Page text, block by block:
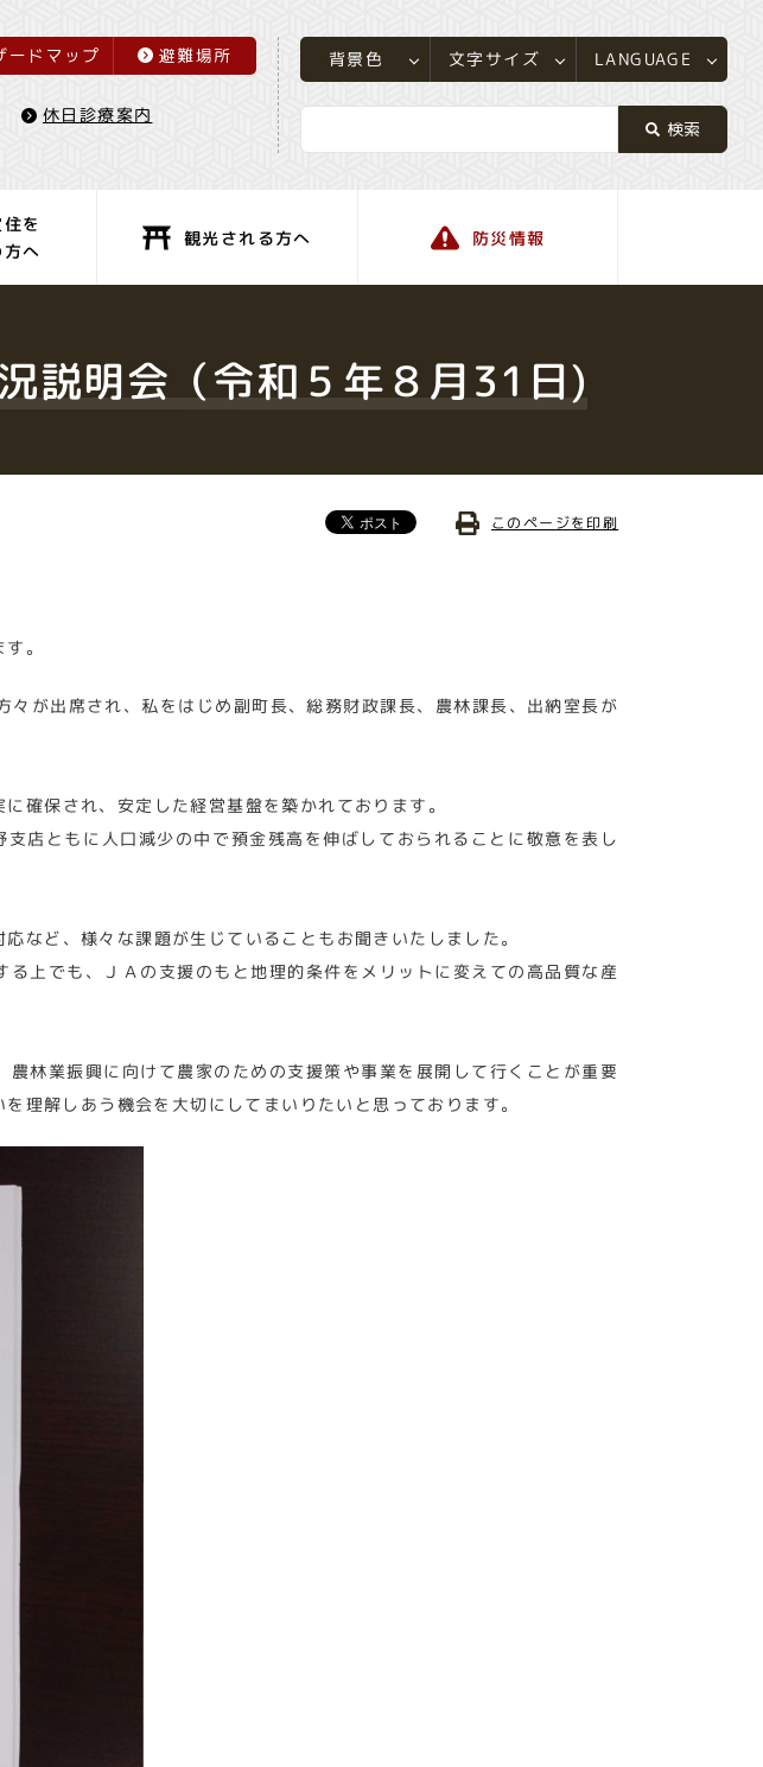
ードマップ 避難場所
休日診療案内
背景色 文字サイズ LANGUAGE
を
へ
観光される方へ 防災情報
説明会（令和５年８月31日)
このページを印刷
。
が出席され、私をはじめ副町長、総務財政課長、農林課長、出納室長が
確保され、安定した経営基盤を築かれております。
店ともに人口減少の中で預金残高を伸ばしておられることに敬意を表し
など、様々な課題が生じていることもお聞きいたしました。
上でも、ＪＡの支援のもと地理的条件をメリットに変えての高品質な産
林業振興に向けて農家のための支援策や事業を展開して行くことが重要
理解しあう機会を大切にしてまいりたいと思っております。